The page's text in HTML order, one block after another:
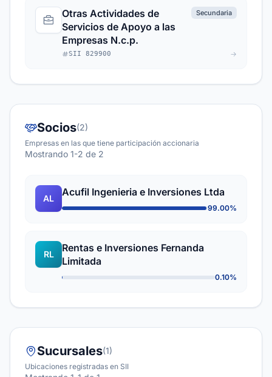
Otras Actividades de
Servicios de Apoyo a las
Empresas N.c.p.
Secundaria
SII 829900
Socios(2)
Empresas en las que tiene participación accionaria
Mostrando 1-2 de 2
AL
Acufil Ingenieria e Inversiones Ltda
99.00%
RL
Rentas e Inversiones Fernanda
Limitada
0.10%
Sucursales(1)
Ubicaciones registradas en SII